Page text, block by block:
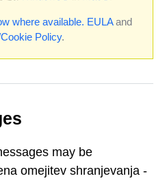
where available. EULAand
Policy.
may be
omejitev shranjevanja -